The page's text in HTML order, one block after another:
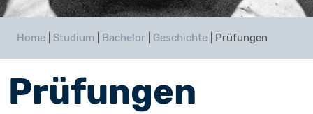
Home Studium Bachelor Geschichte Prüfungen
Prüfungen